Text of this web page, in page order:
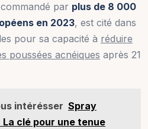
par plus de 8 000
en 2023, est cité dans
pour sa capacité à réduire
poussées acnéiques après 21
intérésser Spray
clé pour une tenue